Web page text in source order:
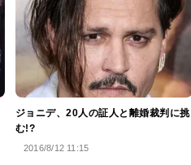
ジョニデ、20人の証人と離婚裁判に挑
む!?
2016/8/12 11:15